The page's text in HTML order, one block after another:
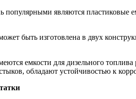
являются пластиковые
быть изготовлена в двух
емкости для дизельного
обладают устойчивостью к